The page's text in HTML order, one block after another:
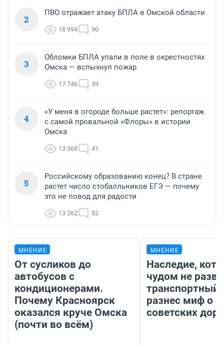
2
ПВО отражает атаку БПЛА в Омской области
18 994 90
3
Обломки БПЛА упали в поле в окрестностях
Омска — вспыхнул пожар
17 746 39
4
«У меня в огороде больше растет»: репортаж
с самой провальной «Флоры» в истории
Омска
13 368 41
5
Российскому образованию конец? В стране
растет число стобалльников ЕГЭ — почему
это не повод для радости
13 262 82
МНЕНИЕ
От сусликов до
автобусов с
кондиционерами.
Почему Красноярск
оказался круче Омска
(почти во всём)
МНЕНИЕ
Наследие,
чудом не
транспортный
разнес миф о
советских